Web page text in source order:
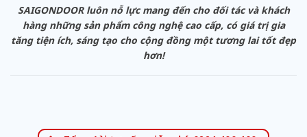
SAIGONDOOR luôn nỗ lực mang đến cho đối tác và khách
hàng những sản phẩm công nghệ cao cấp, có giá trị gia
tăng tiện ích, sáng tạo cho cộng đồng một tương lai tốt đẹp
hơn!